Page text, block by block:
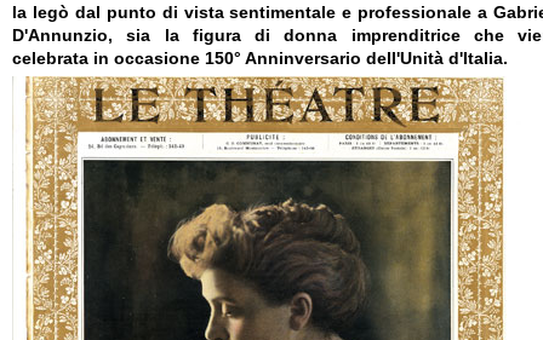
la legò dal punto di vista sentimentale e professionale a
D'Annunzio, sia la figura di donna imprenditrice che
celebrata in occasione 150° Anninversario dell'Unità d'Italia.